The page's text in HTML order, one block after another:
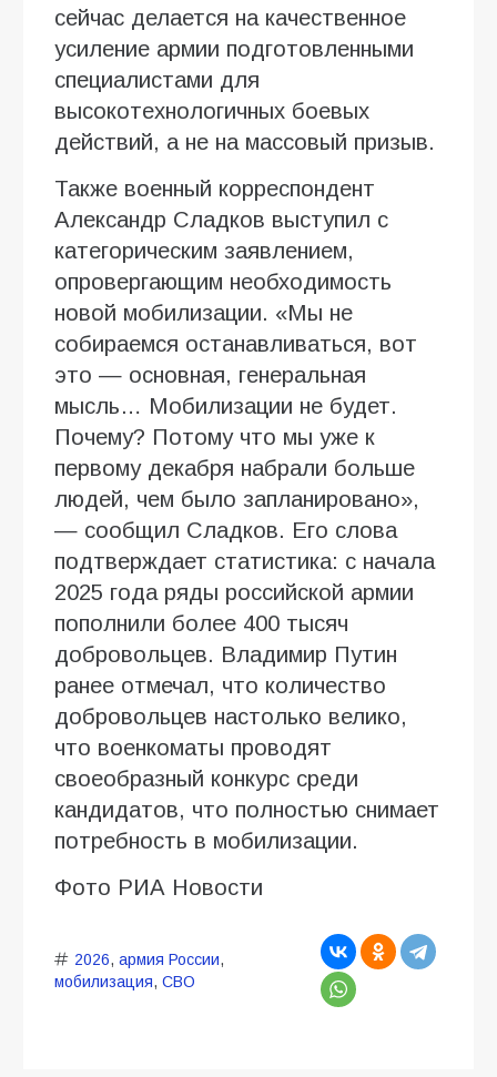
сейчас делается на качественное
усиление армии подготовленными
специалистами для
высокотехнологичных боевых
действий, а не на массовый призыв.
Также военный корреспондент
Александр Сладков выступил с
категорическим заявлением,
опровергающим необходимость
новой мобилизации. «Мы не
собираемся останавливаться, вот
это — основная, генеральная
мысль… Мобилизации не будет.
Почему? Потому что мы уже к
первому декабря набрали больше
людей, чем было запланировано»,
— сообщил Сладков. Его слова
подтверждает статистика: с начала
2025 года ряды российской армии
пополнили более 400 тысяч
добровольцев. Владимир Путин
ранее отмечал, что количество
добровольцев настолько велико,
что военкоматы проводят
своеобразный конкурс среди
кандидатов, что полностью снимает
потребность в мобилизации.
Фото РИА Новости
2026, армия России,
мобилизация, СВО